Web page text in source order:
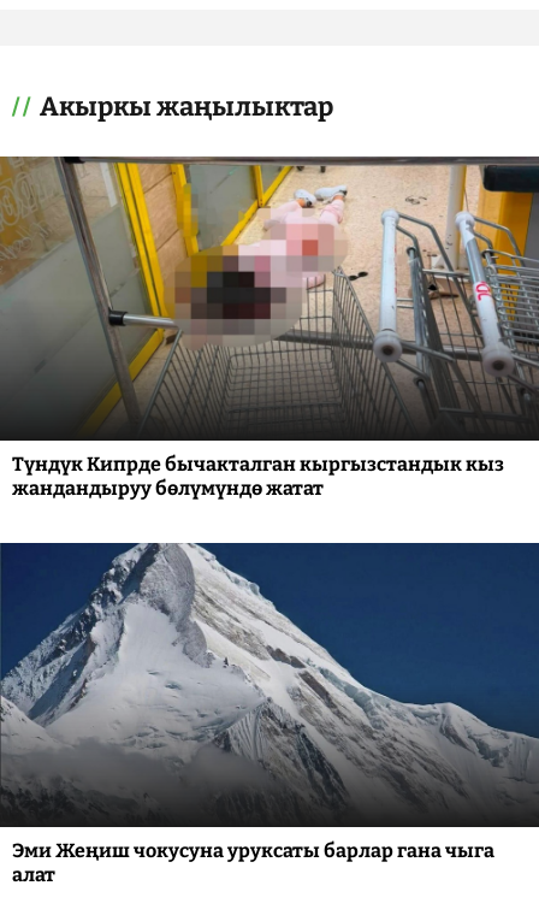
Акыркы жаңылыктар
Түндүк Кипрде бычакталган кыргызстандык кыз
жандандыруу бөлүмүндө жатат
Эми Жеңиш чокусуна уруксаты барлар гана чыга
алат